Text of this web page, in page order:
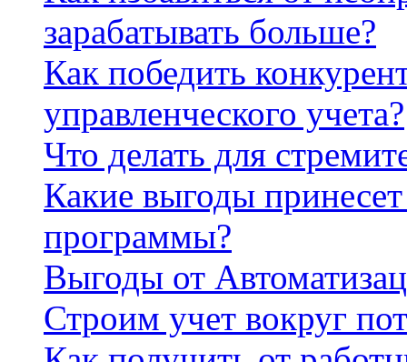
зарабатывать больше?
Как победить
управленческого учета?
Что делать для
Какие выгоды
программы?
Выгоды от
Строим учет вокруг